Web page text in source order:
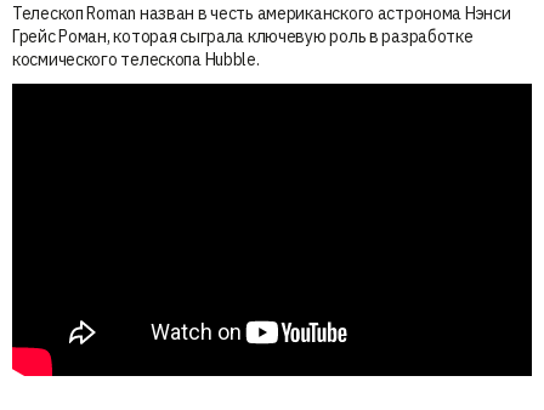
Телескоп Roman назван в честь американского астронома Нэнси
Грейс Роман, которая сыграла ключевую роль в разработке
космического телескопа Hubble.